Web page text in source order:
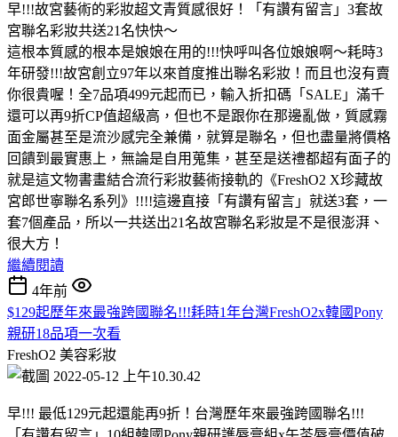
早!!!故宮藝術的彩妝超文青質感很好！「有讚有留言」3套故
宮聯名彩妝共送21名快快～
這根本質感的根本是娘娘在用的!!!快呼叫各位娘娘啊～耗時3
年研發!!!故宮創立97年以來首度推出聯名彩妝！而且也沒有賣
你很貴喔！全7品項499元起而已，輸入折扣碼「SALE」滿千
還可以再9折CP值超級高，但也不是跟你在那邊亂做，質感霧
面金屬甚至是流沙感完全兼備，就算是聯名，但也盡量將價格
回饋到最實惠上，無論是自用蒐集，甚至是送禮都超有面子的
就是這文物書畫結合流行彩妝藝術接軌的《FreshO2 X珍藏故
宮郎世寧聯名系列》!!!!這邊直接「有讚有留言」就送3套，一
套7個產品，所以一共送出21名故宮聯名彩妝是不是很澎湃、
很大方！
繼續閱讀
4年前
$129起歷年來最強跨國聯名!!!耗時1年台灣FreshO2x韓國Pony
親研18品項一次看
FreshO2 美容彩妝
早!!! 最低129元起還能再9折！台灣歷年來最強跨國聯名!!!